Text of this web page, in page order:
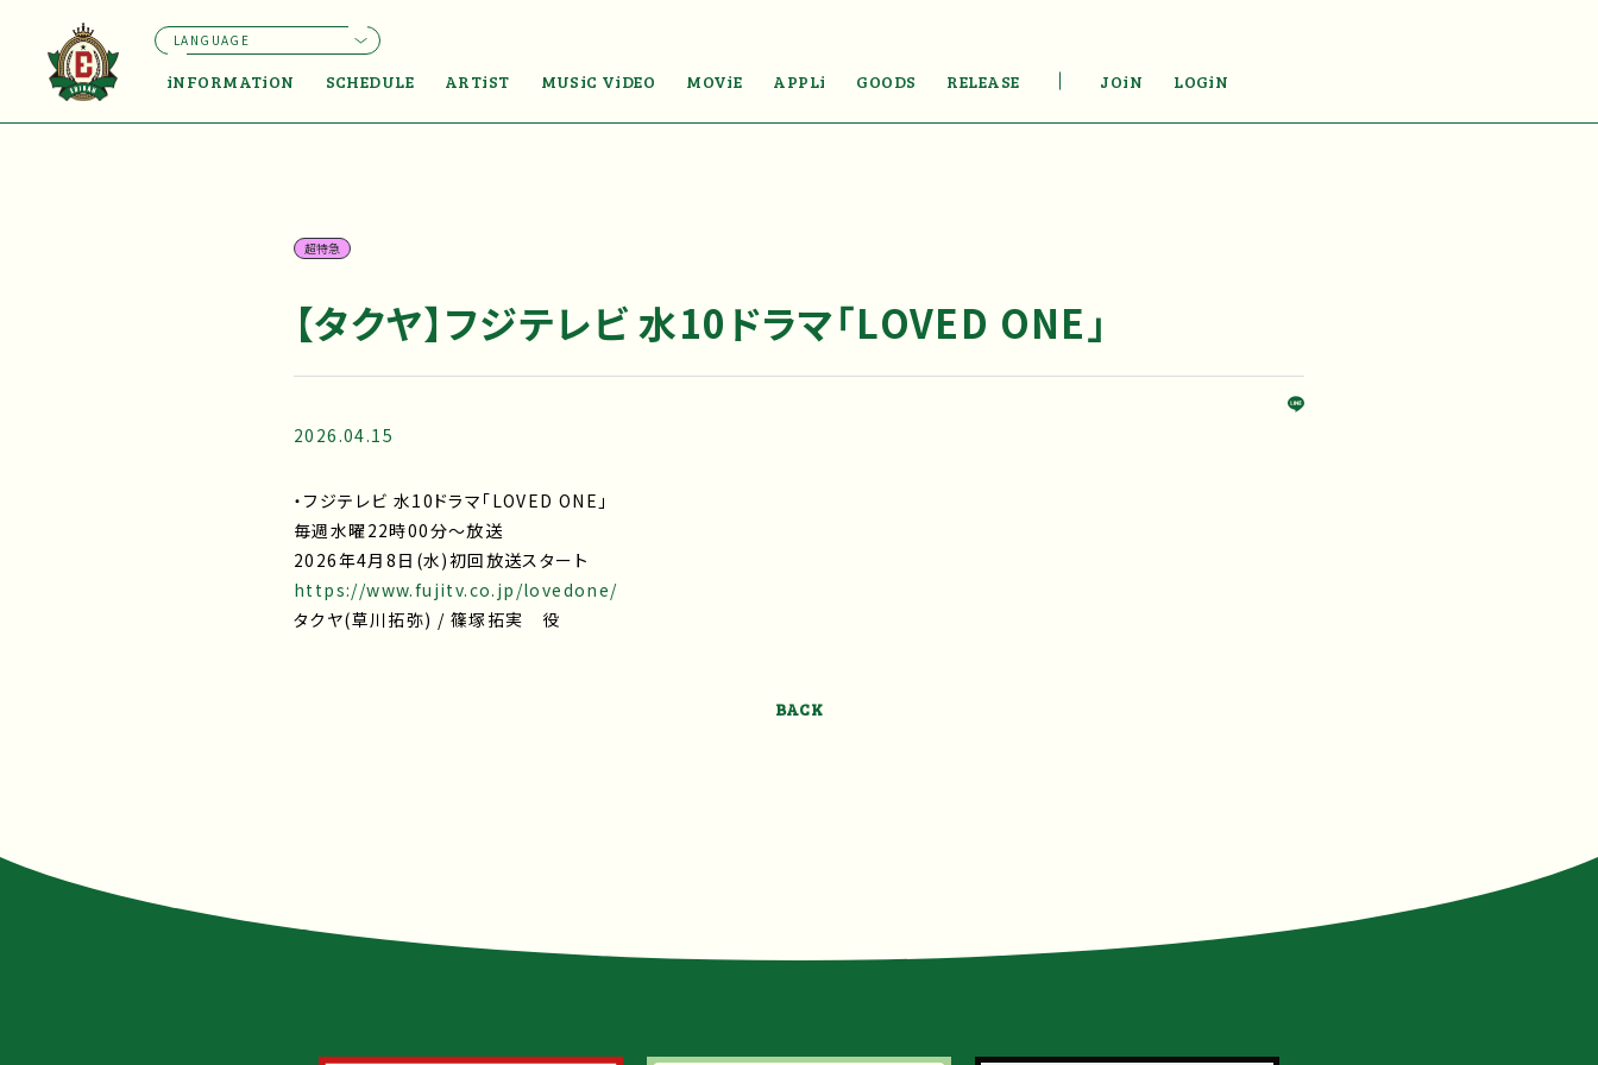
iNFORMATiON SCHEDULE ARTiST MUSiC ViDEO MOViE APPLi GOODS RELEASE JOiN LOGiN
LANGUAGE
超特急
【タクヤ】フジテレビ 水10ドラマ「LOVED ONE」
2026.04.15
・フジテレビ 水10ドラマ「LOVED ONE」
毎週水曜22時00分～放送
2026年4月8日(水)初回放送スタート
https://www.fujitv.co.jp/lovedone/
タクヤ(草川拓弥) / 篠塚拓実 役
BACK